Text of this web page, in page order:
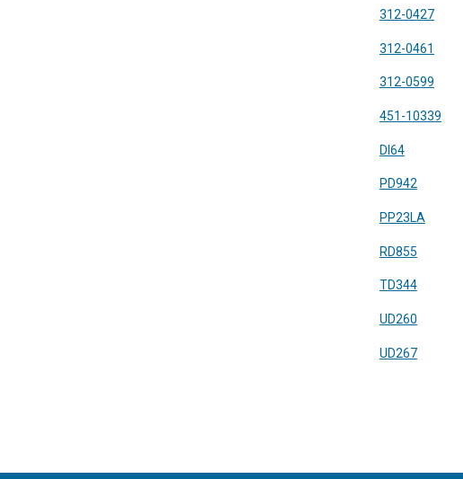
312-0427
312-0461
312-0599
451-10339
DI64
PD942
PP23LA
RD855
TD344
UD260
UD267